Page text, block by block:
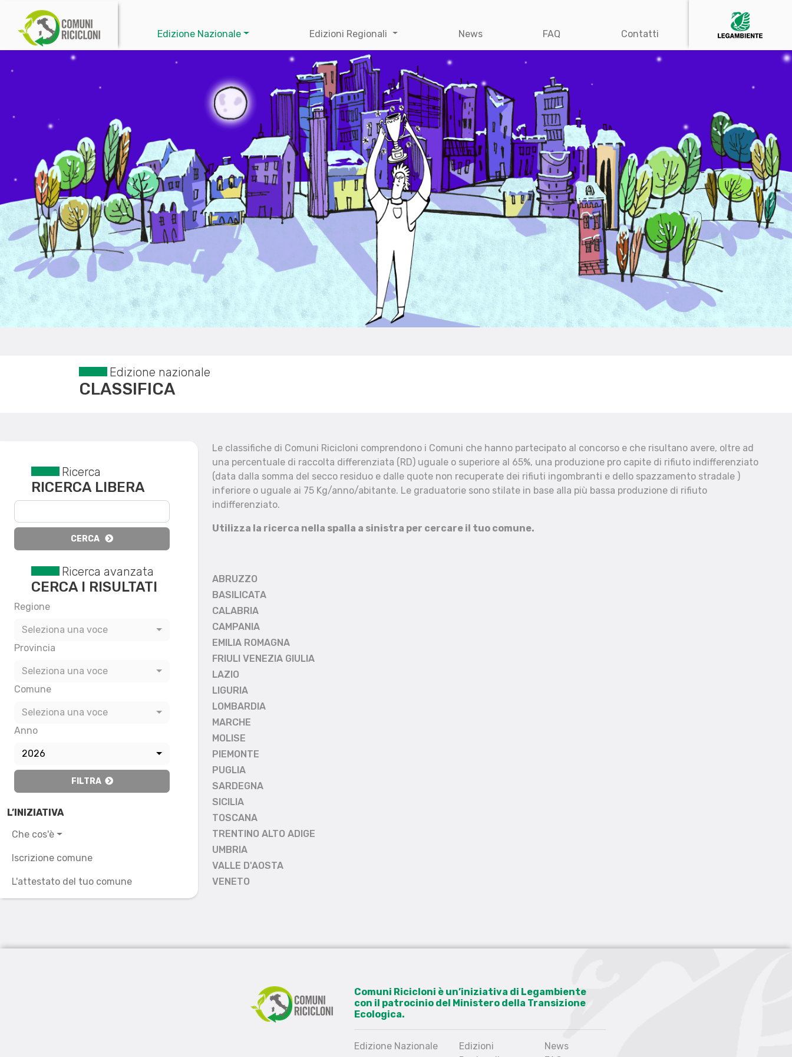
Edizione Nazionale Edizioni Regionali News FAQ Contatti
Edizione nazionale
CLASSIFICA
Reset filtri
Ricerca
RICERCA LIBERA
CERCA
Ricerca avanzata
CERCA I RISULTATI
Regione
Seleziona una voce
Provincia
Seleziona una voce
Comune
Seleziona una voce
Anno
2026
FILTRA
L’INIZIATIVA
Che cos'è
Iscrizione comune
L'attestato del tuo comune
Le classifiche di Comuni Ricicloni comprendono i Comuni che hanno partecipato al concorso e che risultano avere, oltre ad
una percentuale di raccolta differenziata (RD) uguale o superiore al 65%, una produzione pro capite di rifiuto indifferenziato
(data dalla somma del secco residuo e dalle quote non recuperate dei rifiuti ingombranti e dello spazzamento stradale )
inferiore o uguale ai 75 Kg/anno/abitante. Le graduatorie sono stilate in base alla più bassa produzione di rifiuto
indifferenziato.
Utilizza la ricerca nella spalla a sinistra per cercare il tuo comune.
ABRUZZO
BASILICATA
CALABRIA
CAMPANIA
EMILIA ROMAGNA
FRIULI VENEZIA GIULIA
LAZIO
LIGURIA
LOMBARDIA
MARCHE
MOLISE
PIEMONTE
PUGLIA
SARDEGNA
SICILIA
TOSCANA
TRENTINO ALTO ADIGE
UMBRIA
VALLE D'AOSTA
VENETO
Comuni Ricicloni è un’iniziativa di Legambiente
con il patrocinio del Ministero della Transizione
Ecologica.
Edizione Nazionale
Edizioni
News